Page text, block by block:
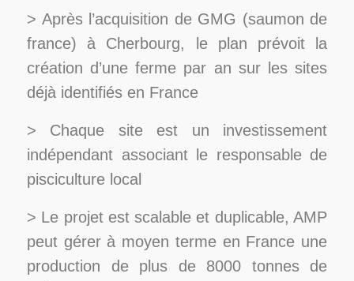
> Aprèsl’acquisition de GMG (saumon de
france) à Cherbourg, le plan prévoit la
création d’une ferme par an sur les sites
déjà identifiés en France
> Chaque site est un investissement
indépendant associant le responsable de
pisciculture local
> Le projet est scalable et duplicable, AMP
peut gérer à moyen terme en France une
production de plus de 8000 tonnes de